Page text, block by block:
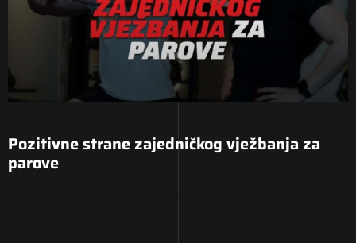
Pozitivne strane zajedničkog vježbanja za
parove